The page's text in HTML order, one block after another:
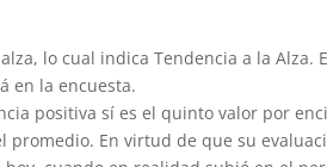
lo cual indica Tendencia a la Alza.
en la encuesta.
positiva sí es el quinto valor por
En virtud de que su